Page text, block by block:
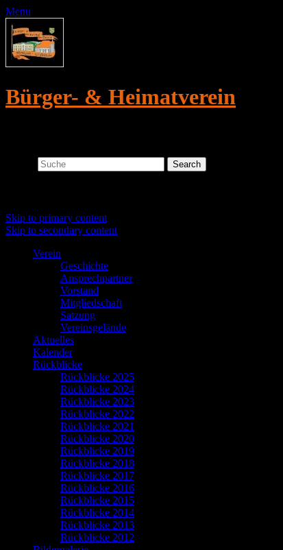
Menu
Bürger- & Heimatverein
Skip to primary content
Skip to secondary content
Verein
Geschichte
Ansprechpartner
Vorstand
Mitgliedschaft
Satzung
Vereinsgelände
Aktuelles
Kalender
Rückblicke
Rückblicke 2025
Rückblicke 2024
Rückblicke 2023
Rückblicke 2022
Rückblicke 2021
Rückblicke 2020
Rückblicke 2019
Rückblicke 2018
Rückblicke 2017
Rückblicke 2016
Rückblicke 2015
Rückblicke 2014
Rückblicke 2013
Rückblicke 2012